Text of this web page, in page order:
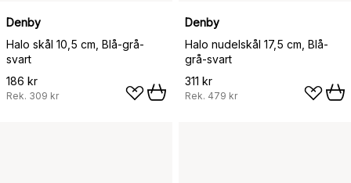
Denby
Halo skål 10,5 cm, Blå-grå-
svart
186 kr
Rek. 309 kr
Denby
Halo nudelskål 17,5 cm, Blå-
grå-svart
311 kr
Rek. 479 kr